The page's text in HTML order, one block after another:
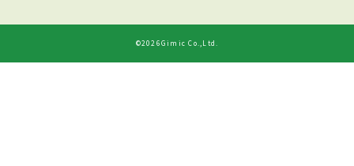
©2026Gimic Co.,Ltd.